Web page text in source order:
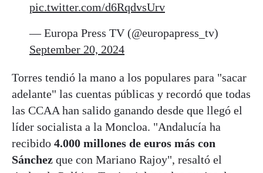
pic.twitter.com/d6RqdvsUrv
— Europa Press TV (@europapress_tv)
September 20, 2024
Torres tendió la mano a los populares para "sacar
adelante" las cuentas públicas y recordó que todas
las CCAA han salido ganando desde que llegó el
líder socialista a la Moncloa. "Andalucía ha
recibido 4.000 millones de euros más con
Sánchez que con Mariano Rajoy", resaltó el